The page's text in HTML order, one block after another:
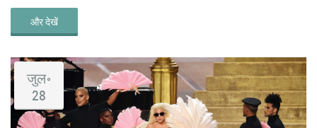
और देखें
जुल॰
28